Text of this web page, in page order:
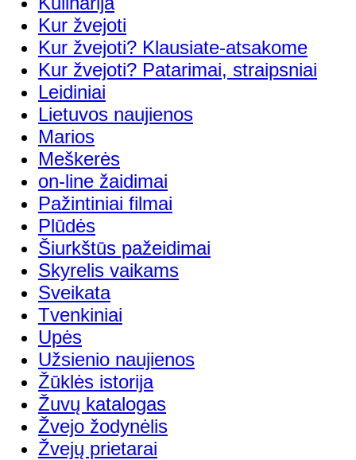
Kur žvejoti
Kur žvejoti? Klausiate-atsakome
Kur žvejoti? Patarimai, straipsniai
Leidiniai
Lietuvos naujienos
Marios
Meškerės
on-line žaidimai
Pažintiniai filmai
Plūdės
Šiurkštūs pažeidimai
Skyrelis vaikams
Sveikata
Tvenkiniai
Upės
Užsienio naujienos
Žūklės istorija
Žuvų katalogas
Žvejo žodynėlis
Žvejų prietarai